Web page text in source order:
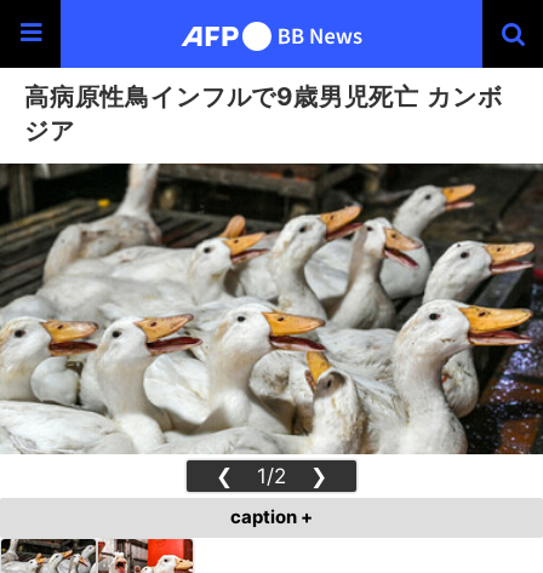
高病原性鳥インフルで9歳男児死亡 カンボ
ジア
❮ 1/2 ❯
caption +